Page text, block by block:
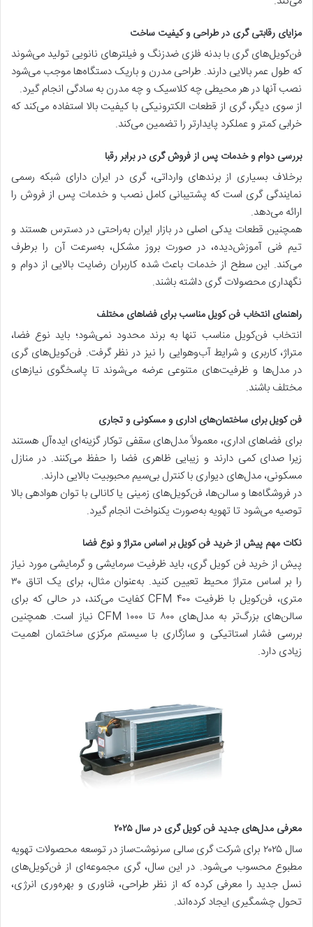
مزایای رقابتی گری در طراحی و کیفیت ساخت
فن‌کویل‌های گری با بدنه فلزی ضدزنگ و فیلترهای نانویی تولید می‌شوند
که طول عمر بالایی دارند. طراحی مدرن و باریک دستگاه‌ها موجب می‌شود
نصب آنها در هر محیطی چه کلاسیک و چه مدرن به سادگی انجام گیرد.
از سوی دیگر، گری از قطعات الکترونیکی با کیفیت بالا استفاده می‌کند که
خرابی کمتر و عملکرد پایدارتر را تضمین می‌کند.
بررسی دوام و خدمات پس از فروش گری در برابر رقبا
برخلاف بسیاری از برندهای وارداتی، گری در ایران دارای شبکه رسمی
نمایندگی گری است که پشتیبانی کامل نصب و خدمات پس از فروش را
ارائه می‌دهد.
همچنین قطعات یدکی اصلی در بازار ایران به‌راحتی در دسترس هستند و
تیم فنی آموزش‌دیده، در صورت بروز مشکل، به‌سرعت آن را برطرف
می‌کند. این سطح از خدمات باعث شده کاربران رضایت بالایی از دوام و
نگهداری محصولات گری داشته باشند.
راهنمای انتخاب فن کویل مناسب برای فضاهای مختلف
انتخاب فن‌کویل مناسب تنها به برند محدود نمی‌شود؛ باید نوع فضا،
متراژ، کاربری و شرایط آب‌وهوایی را نیز در نظر گرفت. فن‌کویل‌های گری
در مدل‌ها و ظرفیت‌های متنوعی عرضه می‌شوند تا پاسخگوی نیازهای
مختلف باشند.
فن کویل برای ساختمان‌های اداری و مسکونی و تجاری
برای فضاهای اداری، معمولاً مدل‌های سقفی توکار گزینه‌ای ایده‌آل هستند
زیرا صدای کمی دارند و زیبایی ظاهری فضا را حفظ می‌کنند. در منازل
مسکونی، مدل‌های دیواری با کنترل بی‌سیم محبوبیت بالایی دارند.
در فروشگاه‌ها و سالن‌ها، فن‌کویل‌های زمینی یا کانالی با توان هوادهی بالا
توصیه می‌شود تا تهویه به‌صورت یکنواخت انجام گیرد.
نکات مهم پیش از خرید فن کویل بر اساس متراژ و نوع فضا
پیش از خرید فن کویل گری، باید ظرفیت سرمایشی و گرمایشی مورد نیاز
را بر اساس متراژ محیط تعیین کنید. به‌عنوان مثال، برای یک اتاق ۳۰
متری، فن‌کویل با ظرفیت ۴۰۰ CFM کفایت می‌کند، در حالی که برای
سالن‌های بزرگ‌تر به مدل‌های ۸۰۰ تا ۱۰۰۰ CFM نیاز است. همچنین
بررسی فشار استاتیکی و سازگاری با سیستم مرکزی ساختمان اهمیت
زیادی دارد.
معرفی مدل‌های جدید فن کویل گری در سال ۲۰۲۵
سال ۲۰۲۵ برای شرکت گری سالی سرنوشت‌ساز در توسعه محصولات تهویه
مطبوع محسوب می‌شود. در این سال، گری مجموعه‌ای از فن‌کویل‌های
نسل جدید را معرفی کرده که از نظر طراحی، فناوری و بهره‌وری انرژی،
تحول چشمگیری ایجاد کرده‌اند.